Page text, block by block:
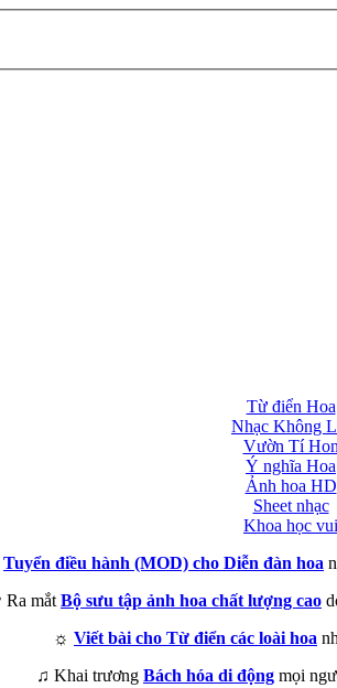
Từ điển Hoa
Nhạc Không
Vườn Tí Hon
Ý nghĩa Hoa
Ảnh hoa HD
Sheet nhạc
Khoa học vui
Tuyển điều hành (MOD) cho Diễn đàn hoa
Ra mắt Bộ sưu tập ảnh hoa chất lượng cao
☼ Viết bài cho Từ điển các loài hoa
♫ Khai trương Bách hóa di động mọi